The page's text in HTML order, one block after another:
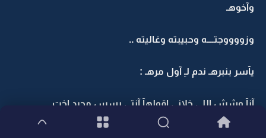
وآخوهـ
وزووووجتــــه وحبيبته وغاليته ..
يآسر بنبرهـ ندم لـِ آول مرهـ :
آنآ وشش اللي خلاني اقولهآ آنتي بسس مجرد اخت ..